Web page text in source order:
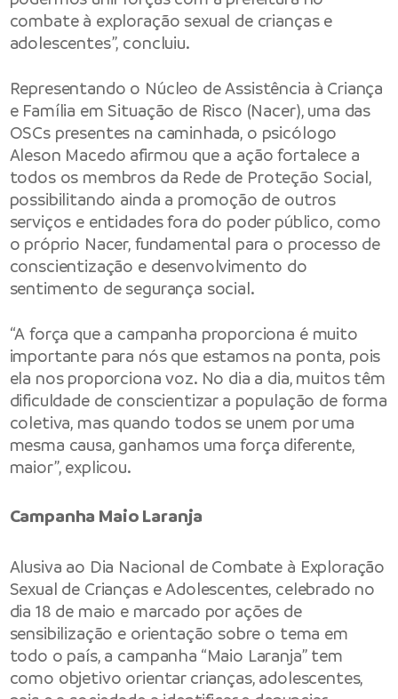
combate à exploração sexual de crianças e
adolescentes”, concluiu.
Representando o Núcleo de Assistência à Criança
e Família em Situação de Risco (Nacer), uma das
OSCs presentes na caminhada, o psicólogo
Aleson Macedo afirmou que a ação fortalece a
todos os membros da Rede de Proteção Social,
possibilitando ainda a promoção de outros
serviços e entidades fora do poder público, como
o próprio Nacer, fundamental para o processo de
conscientização e desenvolvimento do
sentimento de segurança social.
“A força que a campanha proporciona é muito
importante para nós que estamos na ponta, pois
ela nos proporciona voz. No dia a dia, muitos têm
dificuldade de conscientizar a população de forma
coletiva, mas quando todos se unem por uma
mesma causa, ganhamos uma força diferente,
maior”, explicou.
Campanha Maio Laranja
Alusiva ao Dia Nacional de Combate à Exploração
Sexual de Crianças e Adolescentes, celebrado no
dia 18 de maio e marcado por ações de
sensibilização e orientação sobre o tema em
todo o país, a campanha “Maio Laranja” tem
como objetivo orientar crianças, adolescentes,